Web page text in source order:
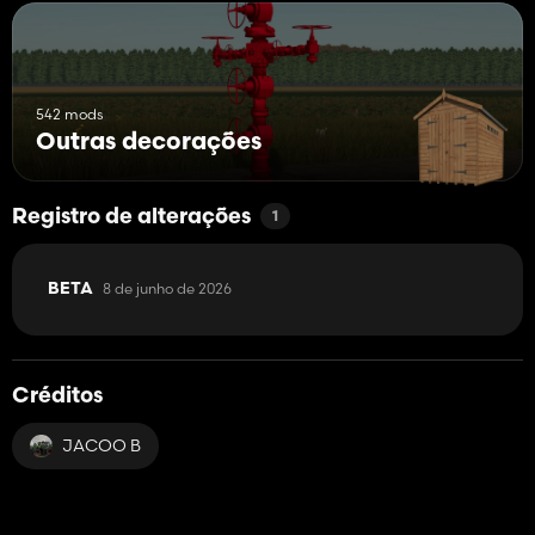
542 mods
Outras decorações
Registro de alterações 1
BETA 8 de junho de 2026
Créditos
JACOO B